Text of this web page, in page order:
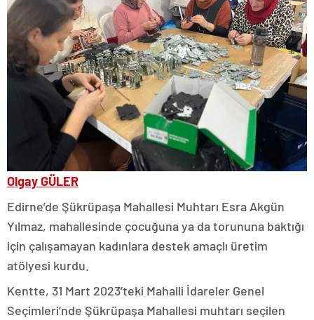
Olgay GÜLER
Edirne’de Şükrüpaşa Mahallesi Muhtarı Esra Akgün
Yılmaz, mahallesinde çocuğuna ya da torununa baktığı
için çalışamayan kadınlara destek amaçlı üretim
atölyesi kurdu.
Kentte, 31 Mart 2023’teki Mahalli İdareler Genel
Seçimleri’nde Şükrüpaşa Mahallesi muhtarı seçilen